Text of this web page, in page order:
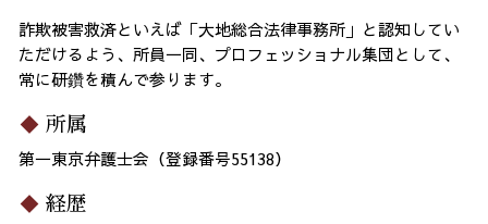
詐欺被害救済といえば「大地総合法律事務所」と認知してい
ただけるよう、所員一同、プロフェッショナル集団として、
常に研鑽を積んで参ります。
所属
第一東京弁護士会（登録番号55138）
経歴